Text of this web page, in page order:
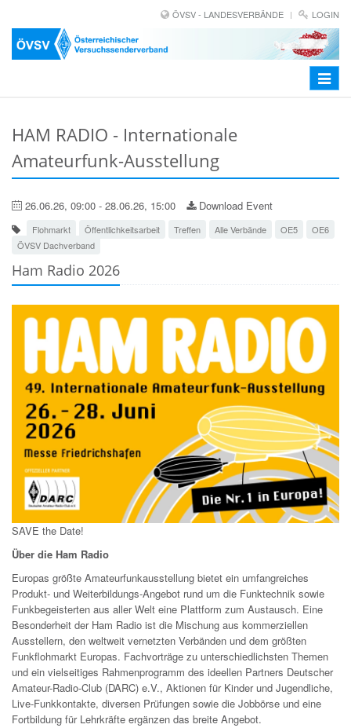
ÖVSV - LANDESVERBÄNDE LOGIN
Toggle
HAM RADIO - Internationale
Amateurfunk-Ausstellung
26.06.26, 09:00 - 28.06.26, 15:00 Download Event
Flohmarkt Öffentlichkeitsarbeit Treffen Alle Verbände OE5
OE6
ÖVSV Dachverband
Ham Radio 2026
SAVE the Date!
Über die Ham Radio
Europas größte Amateurfunkausstellung bietet ein umfangreiches
Produkt- und Weiterbildungs-Angebot rund um die Funktechnik sowie
Funkbegeisterten aus aller Welt eine Plattform zum Austausch. Eine
Besonderheit der Ham Radio ist die Mischung aus kommerziellen
Ausstellern, den weltweit vernetzten Verbänden und dem größten
Funkflohmarkt Europas. Fachvorträge zu unterschiedlichsten Themen
und ein vielseitiges Rahmenprogramm des ideellen Partners Deutscher
Amateur-Radio-Club (DARC) e.V., Aktionen für Kinder und Jugendliche,
Live-Funkkontakte, diversen Prüfungen sowie die Jobbörse und eine
Fortbildung für Lehrkräfte ergänzen das breite Angebot.